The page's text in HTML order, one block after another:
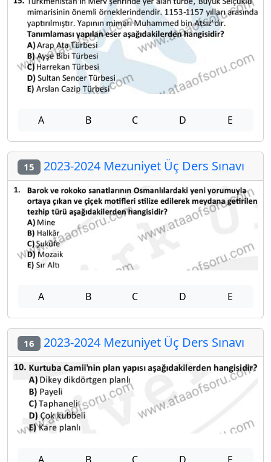
A B C D E
15 2023-2024 Mezuniyet Üç Ders Sınavı
A B C D E
16 2023-2024 Mezuniyet Üç Ders Sınavı